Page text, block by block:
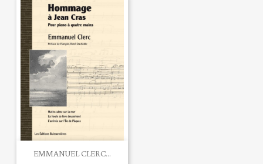
EMMANUEL CLERC...